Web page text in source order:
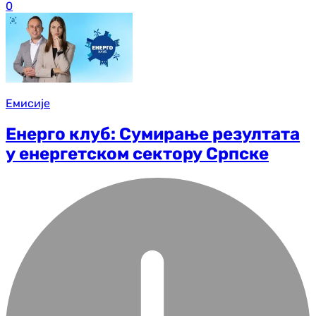
0
Емисије
Енерго клуб: Сумирање резултата
у енергетском сектору Српске